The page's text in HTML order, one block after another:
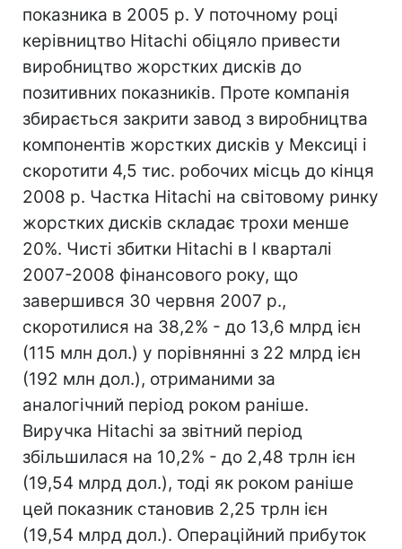
показника в 2005 р. У поточному році
керівництво Hitachi обіцяло привести
виробництво жорстких дисків до
позитивних показників. Проте компанія
збирається закрити завод з виробництва
компонентів жорстких дисків у Мексиці і
скоротити 4,5 тис. робочих місць до кінця
2008 р. Частка Hitachi на світовому ринку
жорстких дисків складає трохи менше
20%. Чисті збитки Hitachi в I кварталі
2007-2008 фінансового року, що
завершився 30 червня 2007 р.,
скоротилися на 38,2% - до 13,6 млрд ієн
(115 млн дол.) у порівнянні з 22 млрд ієн
(192 млн дол.), отриманими за
аналогічний період роком раніше.
Виручка Hitachi за звітний період
збільшилася на 10,2% - до 2,48 трлн ієн
(19,54 млрд дол.), тоді як роком раніше
цей показник становив 2,25 трлн ієн
(19,54 млрд дол.). Операційний прибуток